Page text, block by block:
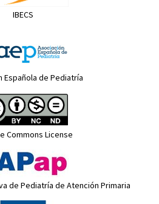
IBECS
Española de Pediatría
Commons License
de Pediatría de Atención Primaria